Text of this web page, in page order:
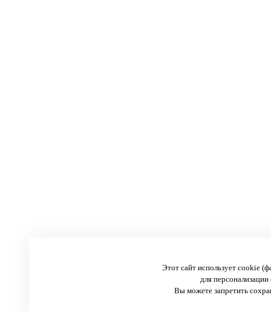
Этот сайт использует cookie
для персонализации
Вы можете запретить